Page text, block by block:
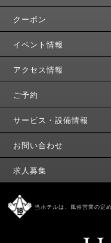
クーポン
イベント情報
アクセス情報
ご予約
サービス・設備情報
お問い合わせ
求人募集
当ホテルは、風俗営業の定